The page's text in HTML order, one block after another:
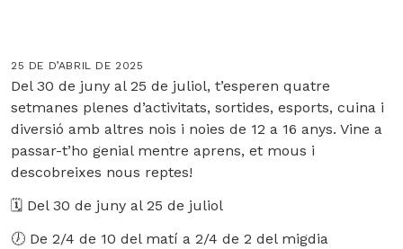
25 DE D’ABRIL DE 2025
Del 30 de juny al 25 de juliol, t’esperen quatre
setmanes plenes d’activitats, sortides, esports, cuina i
diversió amb altres nois i noies de 12 a 16 anys. Vine a
passar-t’ho genial mentre aprens, et mous i
descobreixes nous reptes!
🗓️ Del 30 de juny al 25 de juliol
🕖 De 2/4 de 10 del matí a 2/4 de 2 del migdia